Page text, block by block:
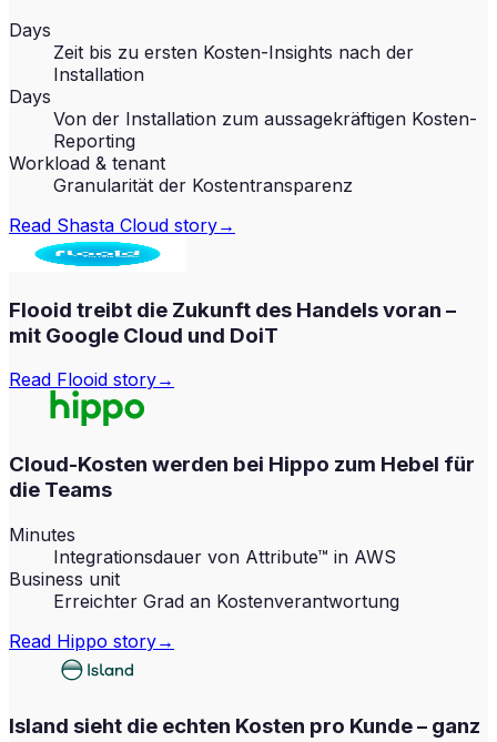
Days
Zeit bis zu ersten Kosten-Insights nach der
Installation
Days
Von der Installation zum aussagekräftigen Kosten-
Reporting
Workload & tenant
Granularität der Kostentransparenz
Read Shasta Cloud story→
Flooid treibt die Zukunft des Handels voran –
mit Google Cloud und DoiT
Read Flooid story→
Cloud-Kosten werden bei Hippo zum Hebel für
die Teams
Minutes
Integrationsdauer von Attribute™ in AWS
Business unit
Erreichter Grad an Kostenverantwortung
Read Hippo story→
Island sieht die echten Kosten pro Kunde – ganz